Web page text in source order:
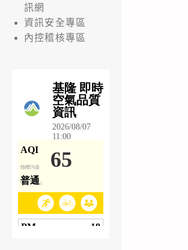
訊網
資訊安全專區
內控稽核專區